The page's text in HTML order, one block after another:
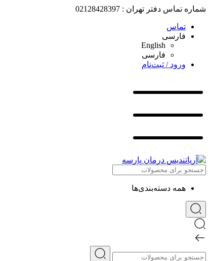
شماره تماس دفتر تهران : 02128428397
تماس
فارسی
English
فارسی
ورود / ثبت‌نام
همه دسته‌بندی‌ها